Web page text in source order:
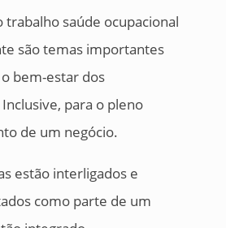
trabalho saúde ocupacional
são temas importantes
bem-estar dos
para o pleno
de um negócio.
estão interligados e
como parte de um